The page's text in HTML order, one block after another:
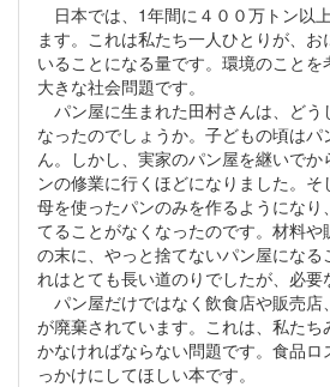
日本では、1年間に４００万トン以
ます。これは私たち一人ひとりが、
いることになる量です。環境のこと
大きな社会問題です。
パン屋に生まれた田村さんは、どう
なったのでしょうか。子どもの頃はパ
ん。しかし、実家のパン屋を継いで
ンの修業に行くほどになりました。
母を使ったパンのみを作るようになり
てることがなくなったのです。材料
の末に、やっと捨てないパン屋になる
れはとても長い道のりでしたが、必要
パン屋だけではなく飲食店や販売店
が廃棄されています。これは、私た
かなければならない問題です。食品ロ
っかけにしてほしい本です。